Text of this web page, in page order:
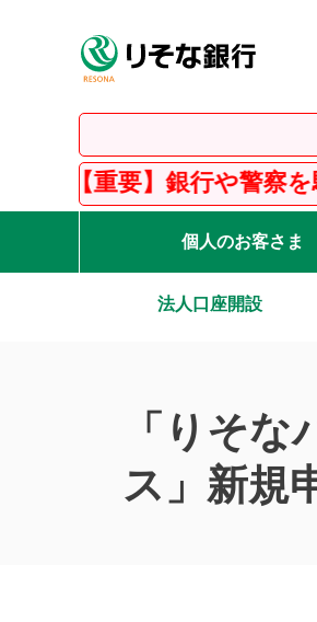
要】銀行や警察を騙って
個人のお客さま
法人口座開設
「りそ
ス」新規